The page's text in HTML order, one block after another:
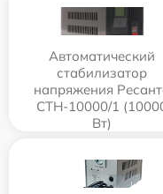
Автоматический
стабилизатор
напряжения
СТН-10000/1
Вт)